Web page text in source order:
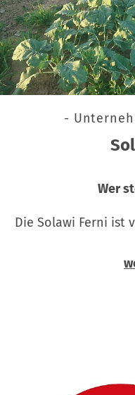
-
Wer
Die Solawi Ferni ist